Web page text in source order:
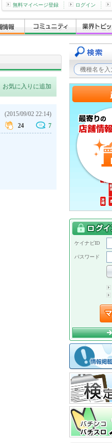
無料マイページ登録 ログイン
お気に入りに追加
(2015/09/02 22:14)
24
7
ケイナビID
パスワード